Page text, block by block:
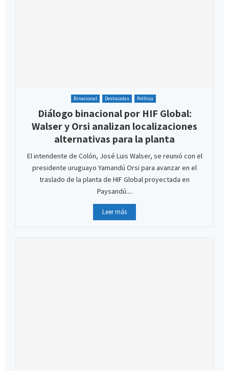
Binacional Destacadas Política
Diálogo binacional por HIF Global:
Walser y Orsi analizan localizaciones
alternativas para la planta
El intendente de Colón, José Luis Walser, se reunió con el
presidente uruguayo Yamandú Orsi para avanzar en el
traslado de la planta de HIF Global proyectada en
Paysandú....
Leer más